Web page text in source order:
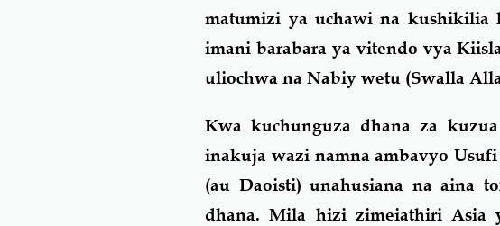
matumizi ya uchawi na kushikilia
imani barabara ya vitendo vya
uliochwa na Nabiy wetu (Swalla
Kwa kuchunguza dhana za
inakuja wazi namna ambavyo
(au Daoisti) unahusiana na aina
dhana. Mila hizi zimeiathiri